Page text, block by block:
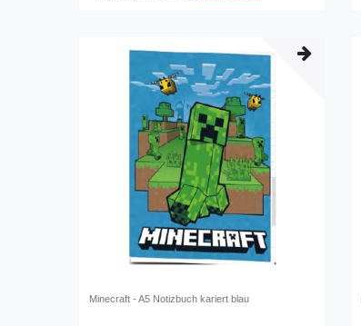
Minecraft - A5 Notizbuch kariert blau